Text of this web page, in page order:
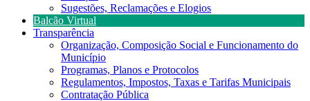
Sugestões, Reclamações e Elogios
Balcão Virtual
Transparência
Organização, Composição Social e Funcionamento do
Município
Programas, Planos e Protocolos
Regulamentos, Impostos, Taxas e Tarifas Municipais
Contratação Pública